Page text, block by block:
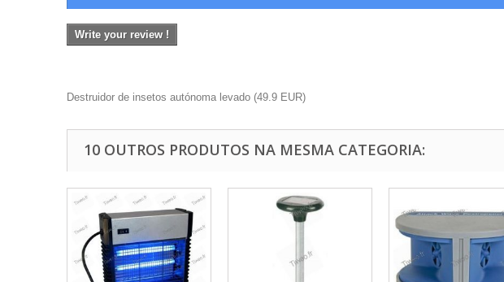
Write your review !
Destruidor de insetos autónoma levado (49.9 EUR)
10 OUTROS PRODUTOS NA MESMA CATEGORIA: